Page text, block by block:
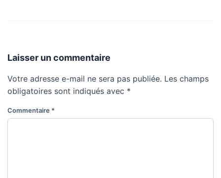
Laisser un commentaire
Votre adresse e-mail ne sera pas publiée. Les champs
obligatoires sont indiqués avec *
Commentaire *